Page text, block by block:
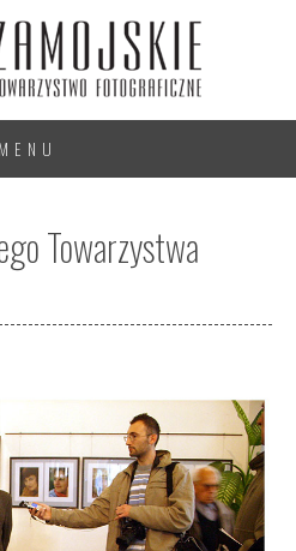
MENU
Towarzystwa